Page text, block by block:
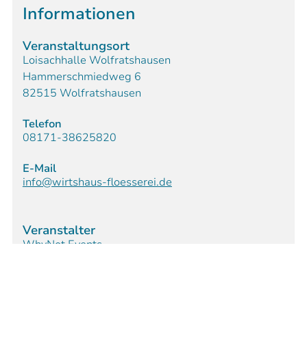
Informationen
Veranstaltungsort
Loisachhalle Wolfratshausen
Hammerschmiedweg 6
82515 Wolfratshausen
Telefon
08171-38625820
E-Mail
info@wirtshaus-floesserei.de
Veranstalter
WhyNot Events